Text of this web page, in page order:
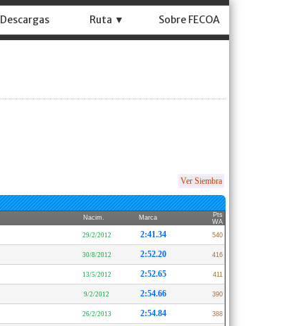
Descargas Ruta ▼ Sobre FECOA
Ver Siembra
Nacim. Marca
Pts
WA
29/2/2012 2:41.34 540
30/8/2012 2:52.20 416
13/5/2012 2:52.65 411
9/2/2012 2:54.66 390
26/2/2013 2:54.84 388